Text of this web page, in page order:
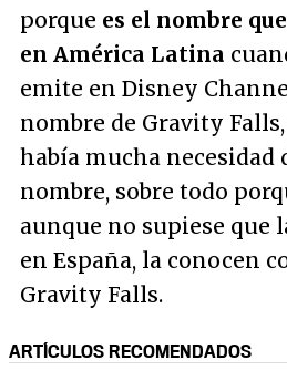
porque es el nombre
en América Latina
emite en Disney
nombre de Gravity
había mucha necesidad
nombre, sobre todo
aunque no supiese que
en España, la conocen
Gravity Falls.
ARTÍCULOS RECOMENDADOS